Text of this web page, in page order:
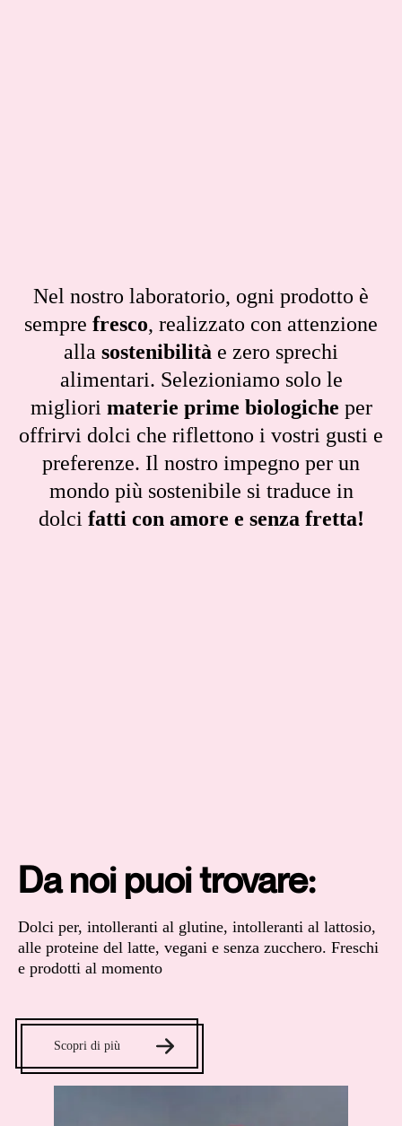
Nel nostro laboratorio, ogni prodotto è
sempre fresco, realizzato con attenzione
alla sostenibilità e zero sprechi
alimentari. Selezioniamo solo le
migliori materie prime biologiche per
offrirvi dolci che riflettono i vostri gusti e
preferenze. Il nostro impegno per un
mondo più sostenibile si traduce in
dolci fatti con amore e senza fretta!
Da noi puoi trovare:
Dolci per, intolleranti al glutine, intolleranti al lattosio,
alle proteine del latte, vegani e senza zucchero. Freschi
e prodotti al momento
Scopri di più